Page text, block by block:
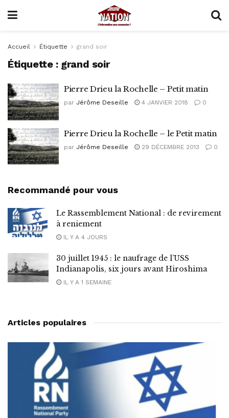
Accueil Étiquette grand soir
Étiquette : grand soir
Pierre Drieu la Rochelle – Petit matin
par Jérôme Deseille 4 JANVIER 2018 0
Pierre Drieu la Rochelle – le Petit matin
par Jérôme Deseille 29 DÉCEMBRE 2013 0
Recommandé pour vous
Le Rassemblement National : de revirement
à reniement
IL Y A 4 JOURS
30 juillet 1945 : le naufrage de l’USS
Indianapolis, six jours avant Hiroshima
IL Y A 1 SEMAINE
Articles populaires